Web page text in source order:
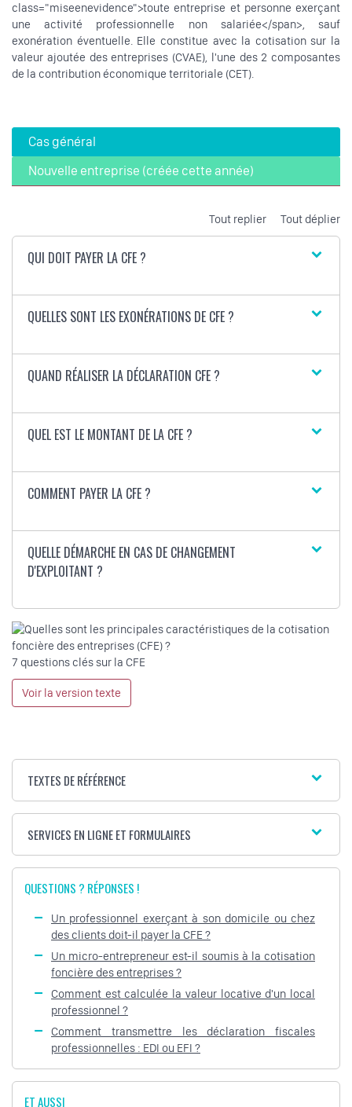
class="miseenevidence">toute entreprise et personne exerçant
une activité professionnelle non salariée</span>, sauf
exonération éventuelle. Elle constitue avec la cotisation sur la
valeur ajoutée des entreprises (CVAE), l'une des 2 composantes
de la contribution économique territoriale (CET).
Cas général
Nouvelle entreprise (créée cette année)
Tout replier Tout déplier
QUI DOIT PAYER LA CFE ?
QUELLES SONT LES EXONÉRATIONS DE CFE ?
QUAND RÉALISER LA DÉCLARATION CFE ?
QUEL EST LE MONTANT DE LA CFE ?
COMMENT PAYER LA CFE ?
QUELLE DÉMARCHE EN CAS DE CHANGEMENT
D'EXPLOITANT ?
7 questions clés sur la CFE
Voir la version texte
TEXTES DE RÉFÉRENCE
SERVICES EN LIGNE ET FORMULAIRES
QUESTIONS ? RÉPONSES !
Un professionnel exerçant à son domicile ou chez
des clients doit-il payer la CFE ?
Un micro-entrepreneur est-il soumis à la cotisation
foncière des entreprises ?
Comment est calculée la valeur locative d'un local
professionnel ?
Comment transmettre les déclaration fiscales
professionnelles : EDI ou EFI ?
ET AUSSI